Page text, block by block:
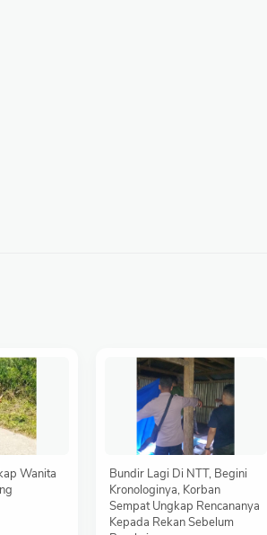
Wanita
Bundir Lagi Di NTT, Begini
Kronologinya, Korban
Sempat Ungkap Rencananya
Kepada Rekan Sebelum